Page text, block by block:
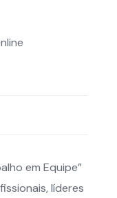
em Equipe”
líderes